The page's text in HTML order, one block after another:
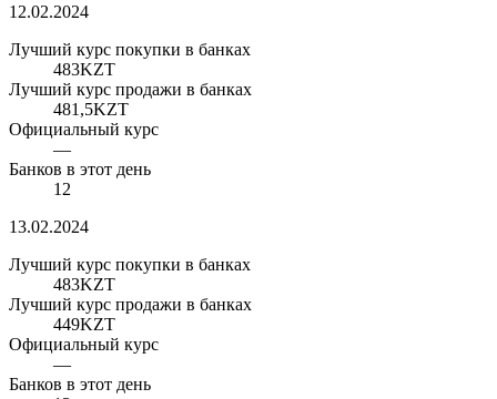
12.02.2024
Лучший курс покупки в банках
483KZT
Лучший курс продажи в банках
481,5KZT
Официальный курс
—
Банков в этот день
12
13.02.2024
Лучший курс покупки в банках
483KZT
Лучший курс продажи в банках
449KZT
Официальный курс
—
Банков в этот день